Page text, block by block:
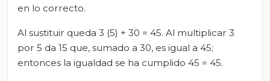
en lo correcto.
Al sustituir queda 3 (5) + 30 = 45. Al multiplicar 3
por 5 da 15 que, sumado a 30, es igual a 45;
entonces la igualdad se ha cumplido 45 = 45.